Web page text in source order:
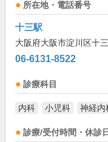
所在地・電話番号
十三駅
大阪府大阪市淀川区十
06-6131-8522
診療科目
内科 小児科 神経内
診療/受付時間・休診日